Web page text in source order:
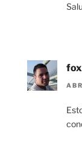
fox